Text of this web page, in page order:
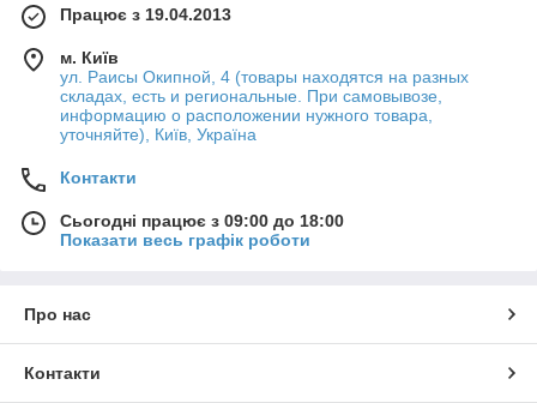
Працює з 19.04.2013
м. Київ
ул. Раисы Окипной, 4 (товары находятся на разных
складах, есть и региональные. При самовывозе,
информацию о расположении нужного товара,
уточняйте), Київ, Україна
Контакти
Сьогодні працює з 09:00 до 18:00
Показати весь графік роботи
Про нас
Контакти